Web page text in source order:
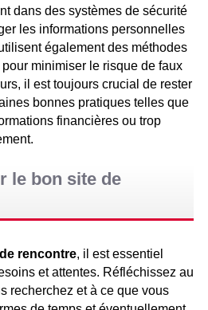
dans des systèmes de sécurité
les informations personnelles
également des méthodes
minimiser le risque de faux
il est toujours crucial de rester
bonnes pratiques telles que
financières ou trop
le bon site de
rencontre, il est essentiel
et attentes. Réfléchissez au
recherchez et à ce que vous